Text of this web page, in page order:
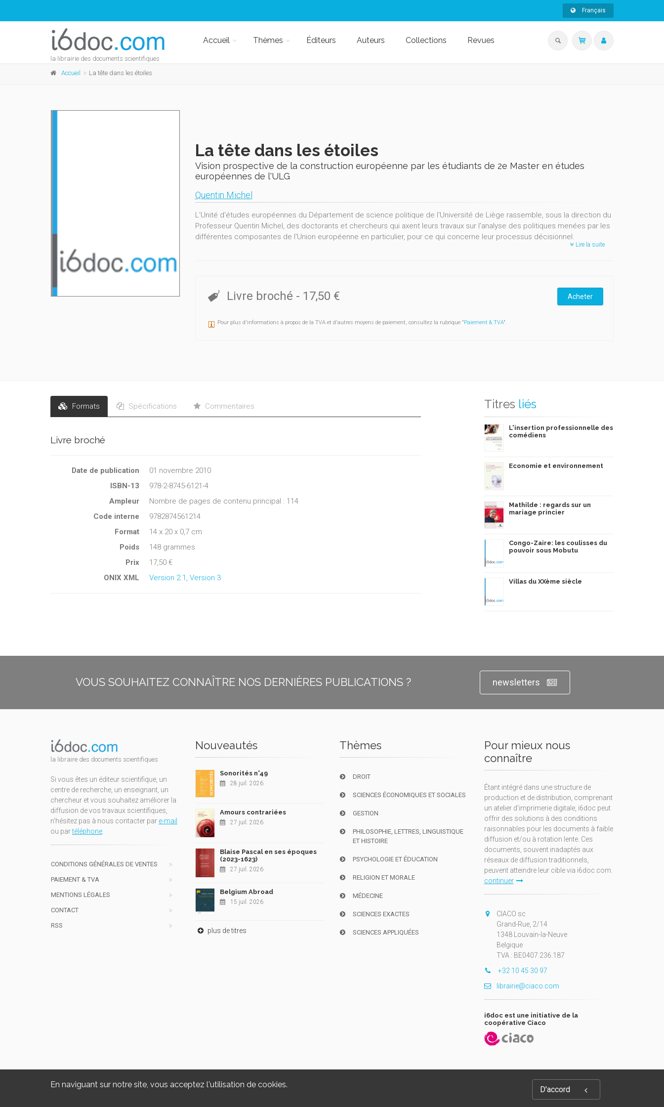
En naviguant sur notre site, vous acceptez l'utilisation de cookies.
D'accord
Français
la librairie des documents scientifiques
Accueil Thèmes Éditeurs Auteurs Collections Revues
Accueil La tête dans les étoiles
La tête dans les étoiles
Vision prospective de la construction européenne par les étudiants de 2e Master en études
européennes de l'ULG
Quentin Michel
L'Unité d'études européennes du Département de science politique de l'Université de Liège rassemble, sous la direction du
Professeur Quentin Michel, des doctorants et chercheurs qui axent leurs travaux sur l'analyse des politiques menées par les
différentes composantes de l'Union européenne en particulier, pour ce qui concerne leur processus décisionnel.
Lire la suite
Livre broché - 17,50 € Acheter
Pour plus d'informations à propos de la TVA et d'autres moyens de paiement, consultez la rubrique "Paiement & TVA".
Formats Spécifications Commentaires
Livre broché
Date de publication
01 novembre 2010
ISBN-13
978-2-8745-6121-4
Ampleur
Nombre de pages de contenu principal : 114
Code interne
9782874561214
Format
14 x 20 x 0,7 cm
Poids
148 grammes
Prix
17,50 €
ONIX XML
Version 2.1 Version 3
Titres liés
L'insertion professionnelle des
comédiens
Economie et environnement
Mathilde : regards sur un
mariage princier
Congo-Zaire: les coulisses du
pouvoir sous Mobutu
Villas du XXème siècle
VOUS SOUHAITEZ CONNAÎTRE NOS DERNIÈRES PUBLICATIONS ? newsletters
la libraire des documents scientifiques
Si vous êtes un éditeur scientifique, un
centre de recherche, un enseignant, un
chercheur et vous souhaitez améliorer la
diffusion de vos travaux scientifiques,
n'hésitez pas à nous contacter par e-mail
ou partéléphone
CONDITIONS GÉNÉRALES DE VENTES
PAIEMENT & TVA
MENTIONS LÉGALES
CONTACT
RSS
Nouveautés
Sonorités n°49
28 juil. 2026
Amours contrariées
27 juil. 2026
Blaise Pascal en ses époques
(2023-1623)
27 juil. 2026
Belgium Abroad
15 juil. 2026
plus de titres
Thèmes
DROIT
SCIENCES ÉCONOMIQUES ET SOCIALES
GESTION
PHILOSOPHIE, LETTRES, LINGUISTIQUE
ET HISTOIRE
PSYCHOLOGIE ET ÉDUCATION
RELIGION ET MORALE
MÉDECINE
SCIENCES EXACTES
SCIENCES APPLIQUÉES
Pour mieux nous
connaître
Étant intégré dans une structure de
production et de distribution, comprenant
un atelier d'imprimerie digitale, i6doc peut
offrir des solutions à des conditions
raisonnables pour les documents à faible
diffusion et/ou à rotation lente. Ces
documents, souvent inadaptés aux
réseaux de diffusion traditionnels,
peuvent atteindre leur cible via i6doc.com.
continuer
CIACO sc
Grand-Rue, 2/14
1348 Louvain-la-Neuve
Belgique
TVA : BE0407.236.187
+32 10 45 30 97
librairie@ciaco.com
i6doc est une initiative de la
coopérative Ciaco